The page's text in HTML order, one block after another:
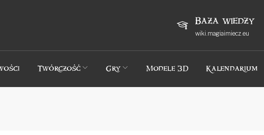
Baza wiedzy
wiki.magiaimiecz.eu
Twórczość Gry Modele 3D Kalendarium